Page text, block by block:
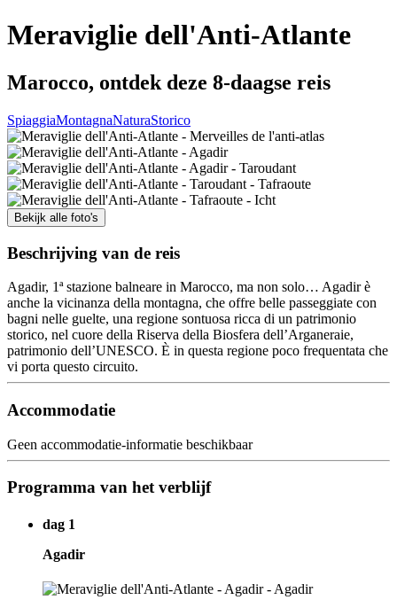
Meraviglie dell'Anti-Atlante
Marocco, ontdek deze 8-daagse reis
SpiaggiaMontagnaNaturaStorico
Bekijk alle foto's
Beschrijving van de reis
Agadir, 1ª stazione balneare in Marocco, ma non solo… Agadir è
anche la vicinanza della montagna, che offre belle passeggiate con
bagni nelle guelte, una regione sontuosa ricca di un patrimonio
storico, nel cuore della Riserva della Biosfera dell’Arganeraie,
patrimonio dell’UNESCO. È in questa regione poco frequentata che
vi porta questo circuito.
Accommodatie
Geen accommodatie-informatie beschikbaar
Programma van het verblijf
dag 1
Agadir